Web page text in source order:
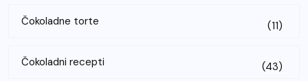
Čokoladne torte (11)
Čokoladni recepti (43)